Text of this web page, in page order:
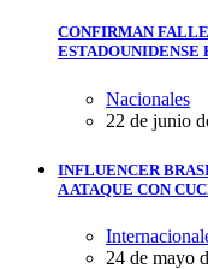
CONFIRMAN
Nacionales
22 de junio
INFLUENCER
A ATAQUE CON
24 de mayo